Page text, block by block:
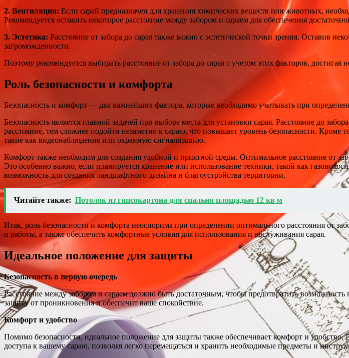
2. Вентиляция: Если сарай предназначен для хранения химических веществ или животных,
Рекомендуется оставить некоторое расстояние между забором и сараем для обеспечения
3. Эстетика: Расстояние от забора до сарая также важно с эстетической точки зрения. Оставив
загроможденности.
Поэтому рекомендуется выбирать расстояние от забора до сарая с учетом этих факторов,
Роль безопасности и комфорта
Безопасность и комфорт — два важнейших фактора, которые необходимо учитывать при
Безопасность является главной задачей при выборе места для установки сарая. Расстояние до
расстояние, тем сложнее подойти незаметно к сараю, что повышает уровень безопасности. Кроме
такие как видеонаблюдение или охранную сигнализацию.
Комфорт также необходим для создания удобной и приятной среды. Оптимальное расстояние от
Это особенно важно, если планируется хранение или использование техники, такой как
возможность для создания ландшафтного дизайна и благоустройства территории.
Читайте также: Потолок из гипсокартона для спальни площадью 12 кв м
Итак, роль безопасности и комфорта неоспорима при определении оптимального расстояния от
и работы, а также обеспечить комфортные условия для использования и обслуживания сарая.
Идеальное положение для защиты
Безопасность в первую очередь
Расстояние между забором и сараем должно быть достаточным, чтобы предотвратить
защиту от проникновения и обеспечит ваше спокойствие.
Комфорт и удобство
Помимо безопасности, идеальное положение для защиты также обеспечивает комфорт и
доступа к вашему сараю, позволяя легко перемещаться и хранить необходимые предметы и